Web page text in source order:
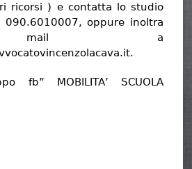
ricorsi ) e contatta lo studio
oppure inoltra
mail a
fb” MOBILITA’ SCUOLA